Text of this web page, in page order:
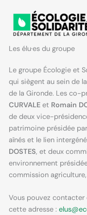
contenu
Les élu·es du groupe
Le groupe Écologie et
qui siègent au sein de
de la Gironde. Les co-
CURVALEet Romain
de deux vice-
patrimoine présidée par
aînés et le lien
DOSTES, et deux
environnement
commission
Vous pouvez contacter
cette adresse :